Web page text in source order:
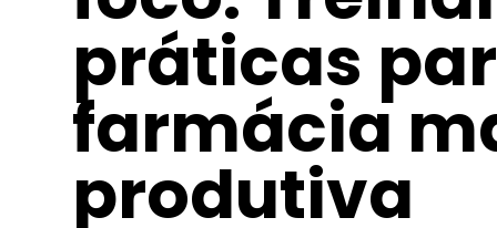
práticas
farmácia
produtiva